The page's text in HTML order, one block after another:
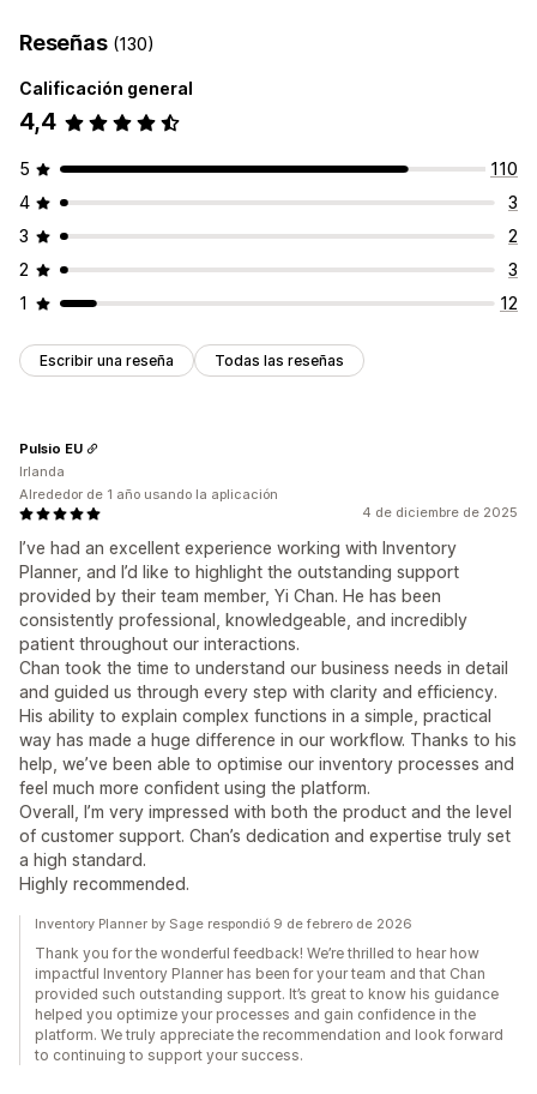
Reseñas (130)
Calificación general
4,4
5
110
4
3
3
2
2
3
1
12
Escribir una reseña Todas las reseñas
4 de diciembre de 2025
I’ve had an excellent experience working with Inventory
Planner, and I’d like to highlight the outstanding support
provided by their team member, Yi Chan. He has been
consistently professional, knowledgeable, and incredibly
patient throughout our interactions.
Chan took the time to understand our business needs in detail
and guided us through every step with clarity and efficiency.
His ability to explain complex functions in a simple, practical
way has made a huge difference in our workflow. Thanks to his
help, we’ve been able to optimise our inventory processes and
feel much more confident using the platform.
Overall, I’m very impressed with both the product and the level
of customer support. Chan’s dedication and expertise truly set
a high standard.
Highly recommended.
Pulsio EU
Irlanda
Alrededor de 1 año usando la aplicación
Inventory Planner by Sage respondió 9 de febrero de 2026
Thank you for the wonderful feedback! We’re thrilled to hear how
impactful Inventory Planner has been for your team and that Chan
provided such outstanding support. It’s great to know his guidance
helped you optimize your processes and gain confidence in the
platform. We truly appreciate the recommendation and look forward
to continuing to support your success.